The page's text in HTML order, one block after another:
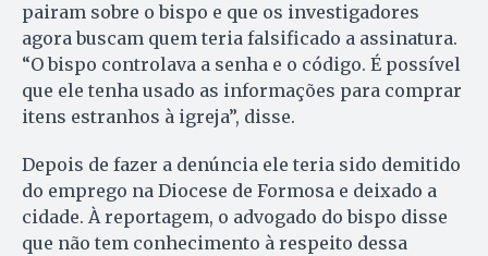
pairam sobre o bispo e que os investigadores
agora buscam quem teria falsificado a assinatura.
“O bispo controlava a senha e o código. É possível
que ele tenha usado as informações para comprar
itens estranhos à igreja”, disse.
Depois de fazer a denúncia ele teria sido demitido
do emprego na Diocese de Formosa e deixado a
cidade. À reportagem, o advogado do bispo disse
que não tem conhecimento à respeito dessa